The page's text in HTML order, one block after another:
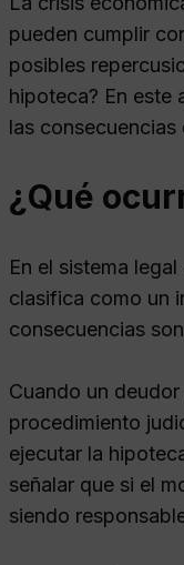
pueden cumplir
posibles
hipoteca? En este
las
¿Qué
En el sistema
clasifica como un
consecuencias
Cuando un
procedimiento
ejecutar la
señalar que si el
siendo